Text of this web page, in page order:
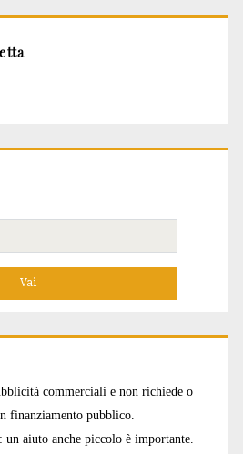
commerciali e non richiede o
finanziamento pubblico.
un aiuto anche piccolo è importante.